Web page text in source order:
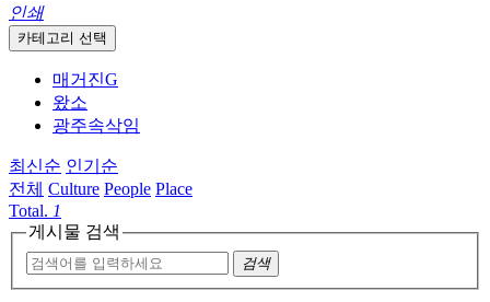
인쇄
카테고리 선택
매거진G
왔소
광주속삭임
최신순 인기순
전체 Culture People Place
Total. 1
게시물 검색
검색